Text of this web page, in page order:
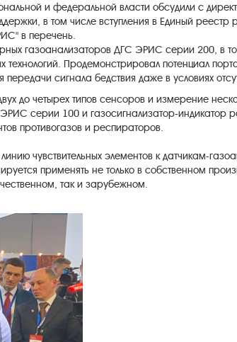
и федеральной власти обсудили с
в том числе вступления в Единый реестр
в перечень.
газоанализаторов ДГС ЭРИС серии 200, в
Продемонстрировал потенциал
сигнала бедствия даже в условиях
до четырех типов сенсоров и измерение
ЭРИС серии 100 и газосигнализатор-индикатор
противогазов и респираторов.
чувствительных элементов к датчикам-
применять не только в собственном
так и зарубежном.